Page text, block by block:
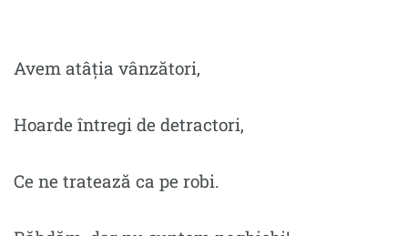
Avem atâția vânzători,
Hoarde întregi de detractori,
Ce ne tratează ca pe robi.